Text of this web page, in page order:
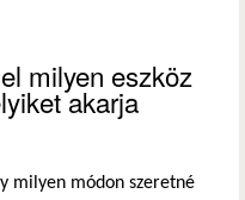
milyen eszköz
akarja
milyen módon szeretné